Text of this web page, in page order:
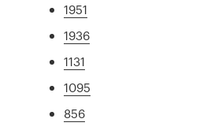
1951
1936
1131
1095
856